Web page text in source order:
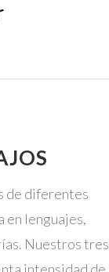
de diferentes
en lenguajes,
Nuestros tres